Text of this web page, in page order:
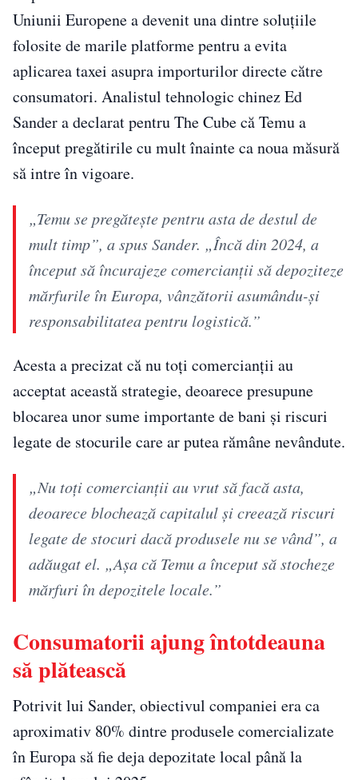
Uniunii Europene a devenit una dintre soluțiile
folosite de marile platforme pentru a evita
aplicarea taxei asupra importurilor directe către
consumatori. Analistul tehnologic chinez Ed
Sander a declarat pentru The Cube că Temu a
început pregătirile cu mult înainte ca noua măsură
să intre în vigoare.
„Temu se pregătește pentru asta de destul de
mult timp”, a spus Sander. „Încă din 2024, a
început să încurajeze comercianții să depoziteze
mărfurile în Europa, vânzătorii asumându-și
responsabilitatea pentru logistică.”
Acesta a precizat că nu toți comercianții au
acceptat această strategie, deoarece presupune
blocarea unor sume importante de bani și riscuri
legate de stocurile care ar putea rămâne nevândute.
„Nu toți comercianții au vrut să facă asta,
deoarece blochează capitalul și creează riscuri
legate de stocuri dacă produsele nu se vând”, a
adăugat el. „Așa că Temu a început să stocheze
mărfuri în depozitele locale.”
Consumatorii ajung întotdeauna
să plătească
Potrivit lui Sander, obiectivul companiei era ca
aproximativ 80% dintre produsele comercializate
în Europa să fie deja depozitate local până la